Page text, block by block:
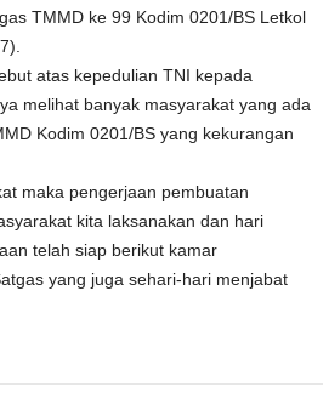
TMMD ke 99 Kodim 0201/BS Letkol
atas kepedulian TNI kepada
melihat banyak masyarakat yang ada
Kodim 0201/BS yang kekurangan
maka pengerjaan pembuatan
kita laksanakan dan hari
telah siap berikut kamar
yang juga sehari-hari menjabat